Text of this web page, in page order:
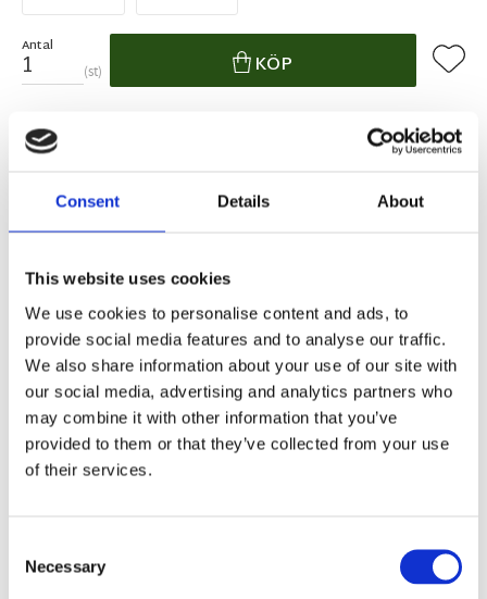
Consent Details About
This website uses cookies
We use cookies to personalise content and ads, to
provide social media features and to analyse our traffic.
We also share information about your use of our site with
our social media, advertising and analytics partners who
may combine it with other information that you’ve
provided to them or that they’ve collected from your use
of their services.
Selection
Necessary
Antal
st KÖP Lägg
Lagerstatus
Artikelnr
119746
Fri hemleverans över 995kr
Snabba leveranser
BESKRIVNING
Melfort tillägg 50x90 i lackad fanerad vildek
passar till Melfort matbord och skapar plats för
fler personer.
Observera att träets ådring skiljer sig mellan
tilläggskivor och bord.